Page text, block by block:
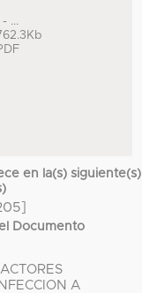
...
en la(s) siguiente(s)
Documento
A